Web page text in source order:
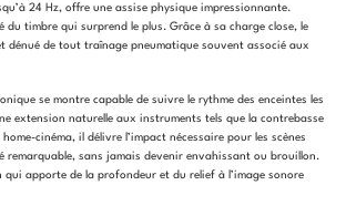
24 Hz, offre une assise physique impressionnante.
du timbre qui surprend le plus. Grâce à sa charge close, le
dénué de tout traînage pneumatique souvent associé aux
se montre capable de suivre le rythme des enceintes les
extension naturelle aux instruments tels que la contrebasse
cinéma, il délivre l’impact nécessaire pour les scènes
remarquable, sans jamais devenir envahissant ou brouillon.
qui apporte de la profondeur et du relief à l’image sonore